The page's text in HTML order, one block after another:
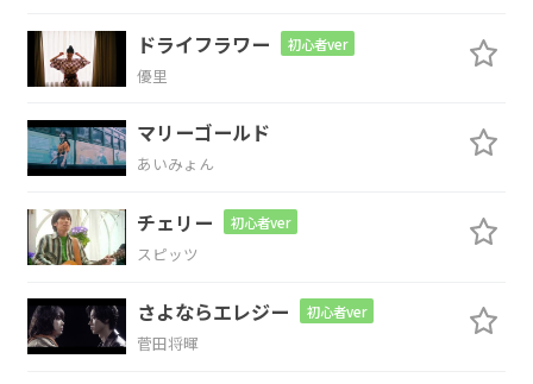
黄泉の 国へのみちづれに
怨念が 怨念が
B C B C B
ドライフラワー 初心者ver
優里
マリーゴールド
あいみょん
チェリー 初心者ver
スピッツ
さよならエレジー 初心者ver
菅田将暉